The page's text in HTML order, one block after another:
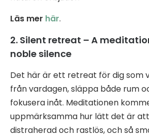
Läs mer här.
2. Silent retreat – A
noble silence
Det här är ett retreat för dig som
från vardagen, släppa både rum
fokusera inåt. Meditationen
uppmärksamma hur lätt det är
distraherad och rastlös, och så